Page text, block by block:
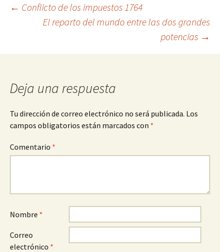
Navegación
← Conflicto de los impuestos 1764
El reparto del mundo entre las dos grandes
potencias →
Deja una respuesta
Tu dirección de correo electrónico no será publicada. Los
campos obligatorios están marcados con *
Comentario *
Nombre *
Correo
electrónico *